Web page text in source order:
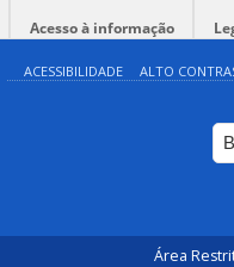
Acesso à informação
ACESSIBILIDADE ALTO
Área